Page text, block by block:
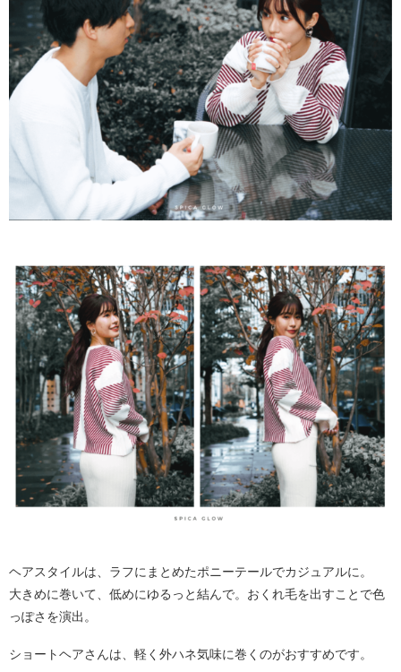
ヘアスタイルは、ラフにまとめたポニーテールでカジュアルに。
大きめに巻いて、低めにゆるっと結んで。おくれ毛を出すことで色
っぽさを演出。
ショートヘアさんは、軽く外ハネ気味に巻くのがおすすめです。